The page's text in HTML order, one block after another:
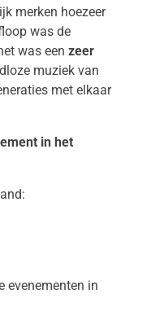
merken hoezeer
was de
was een zeer
muziek van
met elkaar
in het
evenementen in